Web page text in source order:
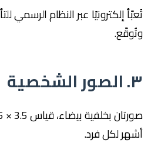
تُعبّأ إلكترونيًا عبر النظام الرسمي
وتُوقّع.
٣. الصور الشخصية
أشهر لكل فرد.